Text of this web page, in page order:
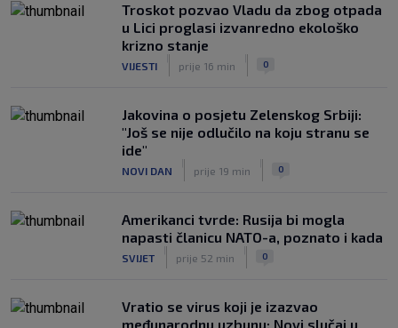
Troskot pozvao Vladu da zbog otpada
u Lici proglasi izvanredno ekološko
krizno stanje
VIJESTI prije 16 min 0
Jakovina o posjetu Zelenskog Srbiji:
"Još se nije odlučilo na koju stranu se
ide"
NOVI DAN prije 19 min 0
Amerikanci tvrde: Rusija bi mogla
napasti članicu NATO-a, poznato i kada
SVIJET prije 52 min 0
Vratio se virus koji je izazvao
međunarodnu uzbunu: Novi slučaj u